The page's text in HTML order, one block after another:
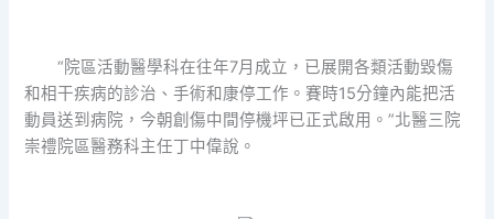
“院區活動醫學科在往年7月成立，已展開各類活動毀傷
和相干疾病的診治、手術和康停工作。賽時15分鐘內能把活
動員送到病院，今朝創傷中間停機坪已正式啟用。”北醫三院
崇禮院區醫務科主任丁中偉說。